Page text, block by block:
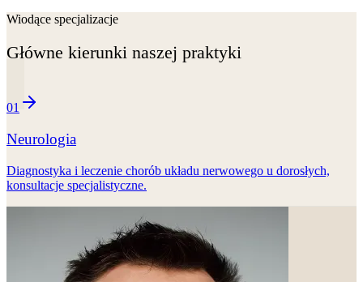
Wiodące specjalizacje
Główne kierunki naszej praktyki
01
Neurologia
Diagnostyka i leczenie chorób układu nerwowego u dorosłych,
konsultacje specjalistyczne.